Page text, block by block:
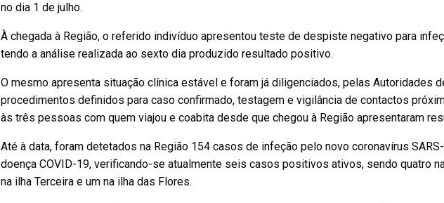
no dia 1 de julho.
À chegada à Região, o referido indivíduo apresentou teste de despiste negativo para
tendo a análise realizada ao sexto dia produzido resultado positivo.
O mesmo apresenta situação clínica estável e foram já diligenciados, pelas Autoridades
procedimentos definidos para caso confirmado, testagem e vigilância de contactos
às três pessoas com quem viajou e coabita desde que chegou à Região apresentaram
Até à data, foram detetados na Região 154 casos de infeção pelo novo coronavírus
doença COVID-19, verificando-se atualmente seis casos positivos ativos, sendo quatro
na ilha Terceira e um na ilha das Flores.